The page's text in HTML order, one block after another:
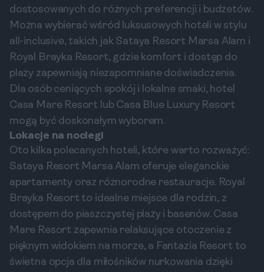
dostosowanych do różnych preferencji i budżetów.
Można wybierać wśród luksusowych hoteli w stylu
all-inclusive, takich jak Sataya Resort Marsa Alam i
Royal Brayka Resort, gdzie komfort i dostęp do
plaży zapewniają niezapomniane doświadczenia.
Dla osób ceniących spokój i lokalne smaki, hotel
Casa Mare Resort lub Casa Blue Luxury Resort
mogą być doskonałym wyborem.
Lokacje na noclegi
Oto kilka polecanych hoteli, które warto rozważyć:
Sataya Resort Marsa Alam oferuje eleganckie
apartamenty oraz różnorodne restauracje. Royal
Brayka Resort to idealne miejsce dla rodzin, z
dostępem do piaszczystej plaży i basenów. Casa
Mare Resort zapewnia relaksujące otoczenie z
pięknym widokiem na morze, a Fantazia Resort to
świetna opcja dla miłośników nurkowania dzięki